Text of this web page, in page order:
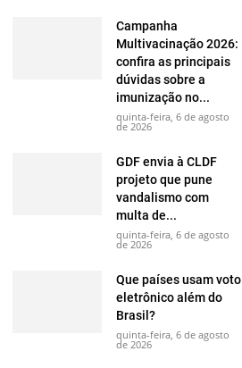
Campanha
Multivacinação 2026:
confira as principais
dúvidas sobre a
imunização no...
quinta-feira, 6 de agosto
de 2026
GDF envia à CLDF
projeto que pune
vandalismo com
multa de...
quinta-feira, 6 de agosto
de 2026
Que países usam voto
eletrônico além do
Brasil?
quinta-feira, 6 de agosto
de 2026